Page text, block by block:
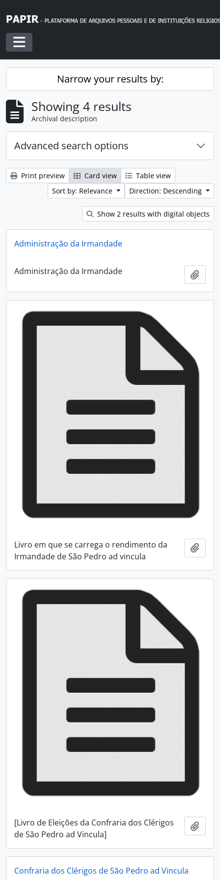
Toggle navigation
Narrow your results by:
Showing 4 results
Archival description
Advanced search options
Print preview Card view
Table view
Sort by: Relevance
Direction: Descending
Show 2 results with digital objects
Administração da Irmandade
Administração da Irmandade
Livro em que se carrega o rendimento da
Irmandade de São Pedro ad vincula
[Livro de Eleições da Confraria dos Clérigos
de São Pedro ad Vincula]
Confraria dos Clérigos de São Pedro ad Vincula